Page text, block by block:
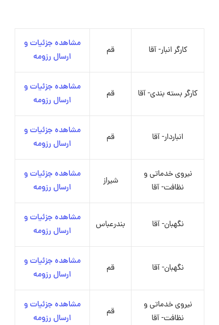
کارگر انبار- آقا قم
مشاهده جزئیات و
ارسال رزومه
کارگر بسته بندی- آقا قم
مشاهده جزئیات و
ارسال رزومه
انباردار- آقا قم
مشاهده جزئیات و
ارسال رزومه
نیروی خدماتی و
نظافت- آقا
شیراز
مشاهده جزئیات و
ارسال رزومه
نگهبان- آقا بندرعباس
مشاهده جزئیات و
ارسال رزومه
نگهبان- آقا قم
مشاهده جزئیات و
ارسال رزومه
نیروی خدماتی و
نظافت- آقا
قم
مشاهده جزئیات و
ارسال رزومه